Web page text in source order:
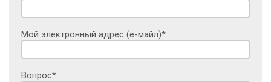
Мой электронный адрес (е-майл)*:
Вопрос*: